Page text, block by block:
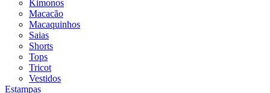
Kimonos
Macacão
Macaquinhos
Saias
Shorts
Tops
Tricot
Vestidos
Estampas